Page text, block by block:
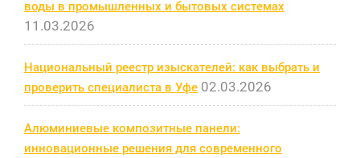
воды в промышленных и бытовых системах
11.03.2026
Национальный реестр изыскателей: как выбрать и
проверить специалиста в Уфе 02.03.2026
Алюминиевые композитные панели:
инновационные решения для современного